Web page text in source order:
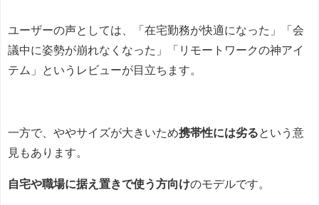
ユーザーの声としては、「在宅勤務が快適になった」「会
議中に姿勢が崩れなくなった」「リモートワークの神アイ
テム」というレビューが目立ちます。
一方で、ややサイズが大きいため携帯性には劣る という意
見もあります。
自宅や職場に据え置きで使う方向けのモデルです。